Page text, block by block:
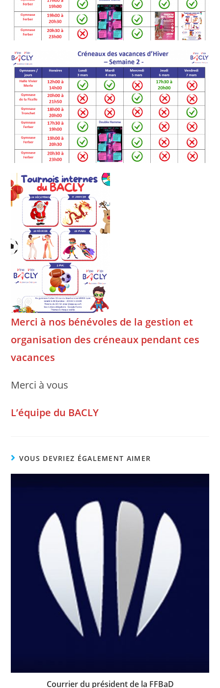
Merci à nos bénévoles de la gestion et
organisation des créneaux pendant ces
vacances
Merci à vous
L’équipe du BACLY
VOUS DEVRIEZ ÉGALEMENT AIMER
Courrier du président de la FFBaD